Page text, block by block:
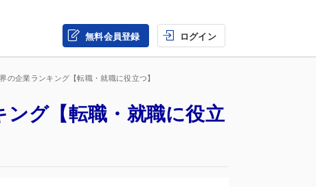
無料会員登録 ログイン
の企業ランキング【転職・就職に役立つ】
グ【転職・就職に役立